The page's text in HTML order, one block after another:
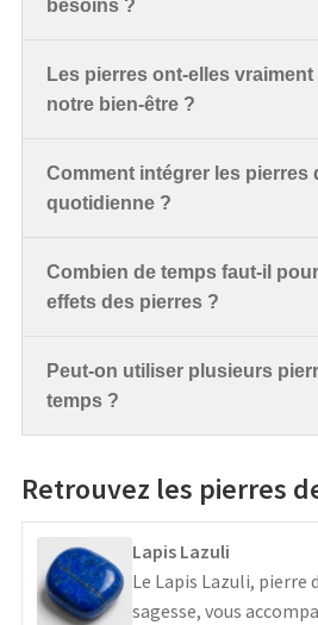
besoins ?
Les pierres ont-elles
notre bien-être ?
Comment intégrer les pierres
quotidienne ?
Combien de temps faut-il
effets des pierres ?
Peut-on utiliser plusieurs
temps ?
Retrouvez les pierres
Lapis Lazuli
Le Lapis Lazuli, pierre
sagesse, vous